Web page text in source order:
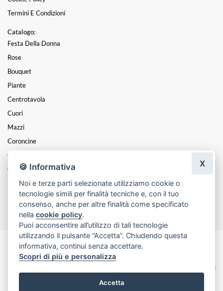
Termini E Condizioni
Catalogo:
Festa Della Donna
Rose
Bouquet
Piante
Centrotavola
Cuori
Mazzi
Coroncine
Composizioni
Cesti
San Valentino
Funebre
Made with byInfoser.it- Realizzazione Siti ecommerce per Fioristi
2026
Termini e Condizioni
🍪 Informativa
Noi e terze parti selezionate utilizziamo cookie o
tecnologie simili per finalità tecniche e, con il tuo
consenso, anche per altre finalità come specificato
nellacookie policy.
Puoi acconsentire all’utilizzo di tali tecnologie
utilizzando il pulsante “Accetta”. Chiudendo questa
informativa, continui senza accettare.
Scopri di più e personalizza
Accetta
X